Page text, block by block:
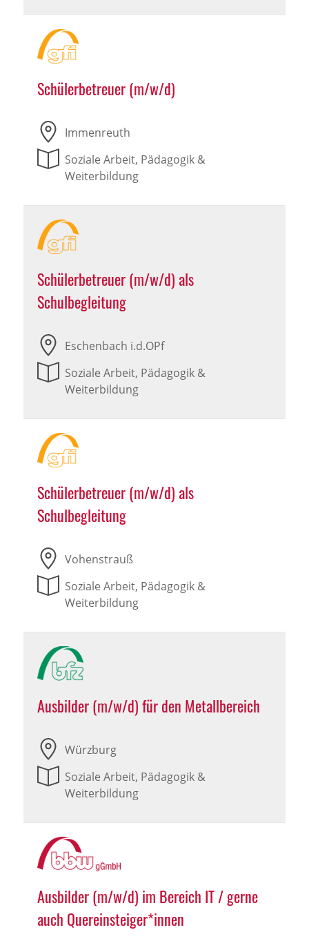
Schülerbetreuer (m/w/d)
Immenreuth
Soziale Arbeit, Pädagogik &
Weiterbildung
Schülerbetreuer (m/w/d) als
Schulbegleitung
Eschenbach i.d.OPf
Soziale Arbeit, Pädagogik &
Weiterbildung
Schülerbetreuer (m/w/d) als
Schulbegleitung
Vohenstrauß
Soziale Arbeit, Pädagogik &
Weiterbildung
Ausbilder (m/w/d) für den Metallbereich
Würzburg
Soziale Arbeit, Pädagogik &
Weiterbildung
Ausbilder (m/w/d) im Bereich IT / gerne
auch Quereinsteiger*innen